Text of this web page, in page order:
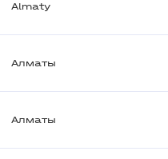
Almaty
Алматы
Алматы